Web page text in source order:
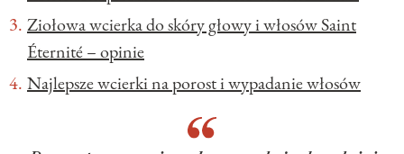
Ziołowa wcierka do skóry głowy i włosów Saint
Éternité – opinie
Najlepsze wcierki na porost i wypadanie włosów